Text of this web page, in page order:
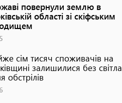
повернули землю в
області зі скіфським
сім тисяч споживачів на
залишилися без світла
обстрілів